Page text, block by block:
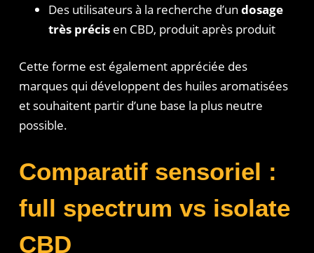
Des utilisateurs à la recherche d’undosage
très précis en CBD, produit après produit
Cette forme est également appréciée des
marques qui développent des huiles aromatisées
et souhaitent partir d’une base la plus neutre
possible.
Comparatif sensoriel :
full spectrum vs isolate
CBD